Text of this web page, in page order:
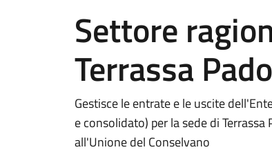
Settore
Terrassa
Gestisce le entrate e le uscite
e consolidato) per la sede di
all'Unione del Conselvano